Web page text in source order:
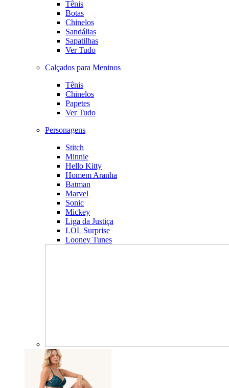
Tênis
Botas
Chinelos
Sandálias
Sapatilhas
Ver Tudo
Calçados para Meninos
Tênis
Chinelos
Papetes
Ver Tudo
Personagens
Stitch
Minnie
Hello Kitty
Homem Aranha
Batman
Marvel
Sonic
Mickey
Liga da Justiça
LOL Surprise
Looney Tunes